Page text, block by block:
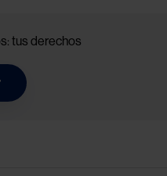
tus derechos